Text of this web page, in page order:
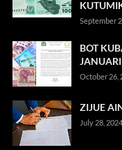
September
BOT
October 26,
ZIJUE
July 28, 2024